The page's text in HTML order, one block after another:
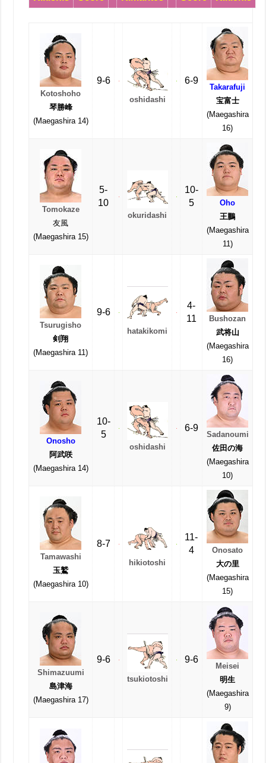
Kotoshoho
琴勝峰
(Maegashira 14)
9-6
oshidashi
6-9
Takarafuji
宝富士
(Maegashira
16)
Tomokaze
友風
(Maegashira 15)
5-
10
okuridashi
10-
5
Oho
王鵬
(Maegashira
11)
Tsurugisho
剣翔
(Maegashira 11)
9-6
hatakikomi
4-
11
Bushozan
武将山
(Maegashira
16)
Onosho
阿武咲
(Maegashira 14)
10-
5
oshidashi
6-9
Sadanoumi
佐田の海
(Maegashira
10)
Tamawashi
玉鷲
(Maegashira 10)
8-7
hikiotoshi
11-
4
Onosato
大の里
(Maegashira
15)
Shimazuumi
島津海
(Maegashira 17)
9-6
tsukiotoshi
9-6
Meisei
明生
(Maegashira
9)